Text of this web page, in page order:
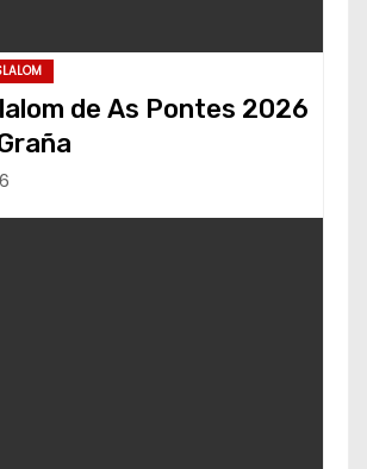
de As Pontes 2026